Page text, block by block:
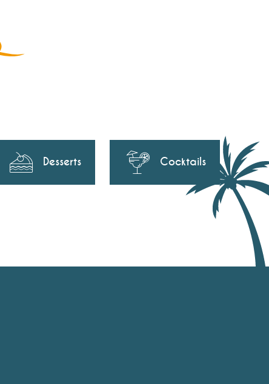
Desserts Cocktails